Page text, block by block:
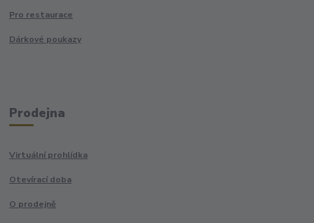
Pro restaurace
Dárkové poukazy
Prodejna
Virtuální prohlídka
Otevírací doba
O prodejně